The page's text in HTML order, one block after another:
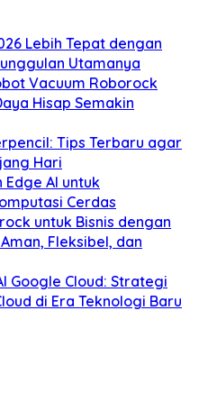
Lebih Tepat dengan
Utamanya
Vacuum Roborock
Hisap Semakin
Tips Terbaru agar
Hari
AI untuk
Cerdas
untuk Bisnis dengan
Fleksibel, dan
Google Cloud: Strategi
di Era Teknologi Baru